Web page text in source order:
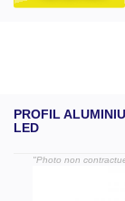
PROFIL
LED
"Photo non